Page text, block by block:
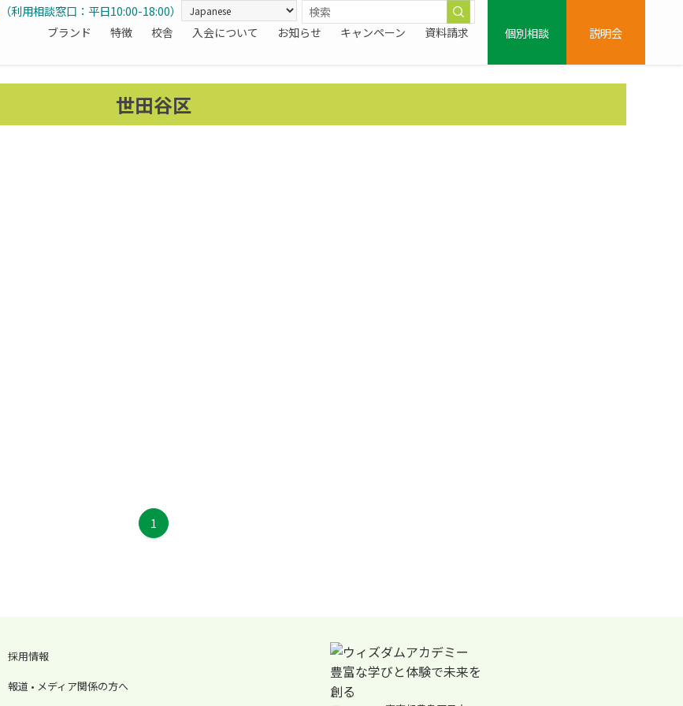
ブランド 特徴 校舎 入会について お知らせ キャンペーン 資料請求
（利用相談窓口：平日10:00-18:00）
個別相談
説明会
世田谷区
1
採用情報
報道 • メディア関係の方へ